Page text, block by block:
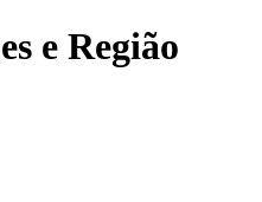
e Região